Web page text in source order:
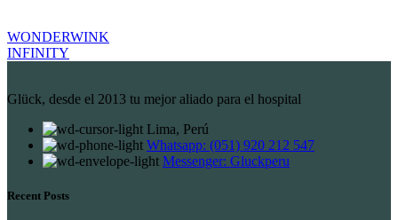
WONDERWINK
INFINITY
Glück, desde el 2013 tu mejor aliado para el hospital
Lima, Perú
Whatsapp: (051) 920 212 547
Messenger: Gluckperu
Recent Posts